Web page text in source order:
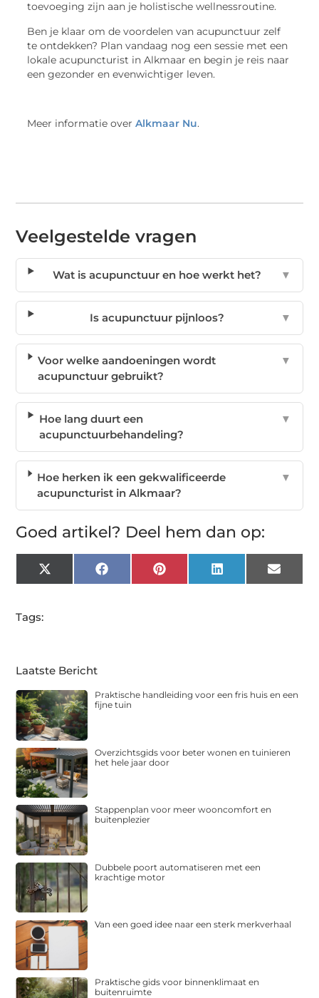
toevoeging zijn aan je holistische wellnessroutine.
Ben je klaar om de voordelen van acupunctuur zelf
te ontdekken? Plan vandaag nog een sessie met een
lokale acupuncturist in Alkmaar en begin je reis naar
een gezonder en evenwichtiger leven.
Meer informatie overAlkmaar Nu.
Veelgestelde vragen
Wat is acupunctuur en hoe werkt het? ▼
Is acupunctuur pijnloos? ▼
Voor welke aandoeningen wordt
acupunctuur gebruikt?
▼
Hoe lang duurt een
acupunctuurbehandeling?
▼
Hoe herken ik een gekwalificeerde
acupuncturist in Alkmaar?
▼
Goed artikel? Deel hem dan op:
X
(Twitter)
FacebookPinterest LinkedIn Email
Tags:
Laatste Bericht
Praktische handleiding voor een fris huis en een
fijne tuin
Overzichtsgids voor beter wonen en tuinieren
het hele jaar door
Stappenplan voor meer wooncomfort en
buitenplezier
Dubbele poort automatiseren met een
krachtige motor
Van een goed idee naar een sterk merkverhaal
Praktische gids voor binnenklimaat en
buitenruimte